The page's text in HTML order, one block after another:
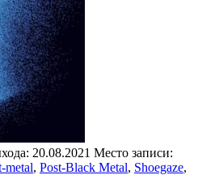
20.08.2021 Место записи:
metal, Post-Black Metal, Shoegaze,